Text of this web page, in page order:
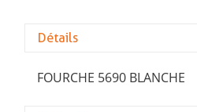
Détails
FOURCHE 5690 BLANCHE